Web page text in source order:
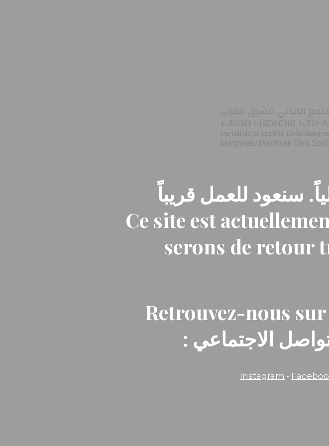
سنعود للعمل قريباً
Ce site est
serons de retour
Retrouvez-nous
الاجتماعي
Instagram •